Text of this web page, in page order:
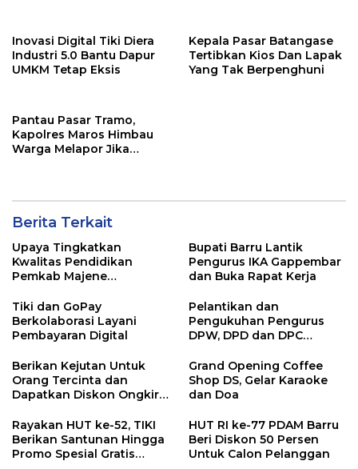
Inovasi Digital Tiki Diera
Industri 5.0 Bantu Dapur
UMKM Tetap Eksis
Kepala Pasar Batangase
Tertibkan Kios Dan Lapak
Yang Tak Berpenghuni
Pantau Pasar Tramo,
Kapolres Maros Himbau
Warga Melapor Jika
Berita Terkait
Upaya Tingkatkan
Kwalitas Pendidikan
Pemkab Majene
Sekolah
Bupati Barru Lantik
Pengurus IKA Gappembar
dan Buka Rapat Kerja
Tiki dan GoPay
Berkolaborasi Layani
Pembayaran Digital
Pelantikan dan
Pengukuhan Pengurus
DPW, DPD dan DPC
Berikan Kejutan Untuk
Orang Tercinta dan
Dapatkan Diskon Ongkir
Grand Opening Coffee
Shop DS, Gelar Karaoke
dan Doa
Rayakan HUT ke-52, TIKI
Berikan Santunan Hingga
Promo Spesial Gratis
HUT RI ke-77 PDAM Barru
Beri Diskon 50 Persen
Untuk Calon Pelanggan